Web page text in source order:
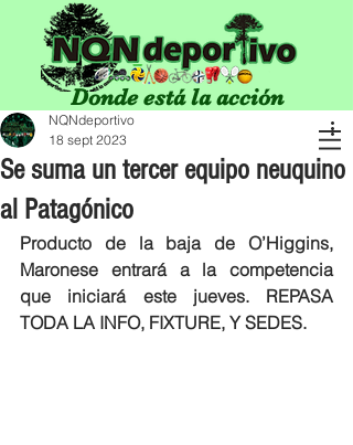
Donde está la acción
Se suma un tercer equipo neuquino
al Patagónico
NQNdeportivo
18 sept 2023
Producto de la baja de O’Higgins,
Maronese entrará a la competencia
que iniciará este jueves. REPASA
TODA LA INFO, FIXTURE, Y SEDES.